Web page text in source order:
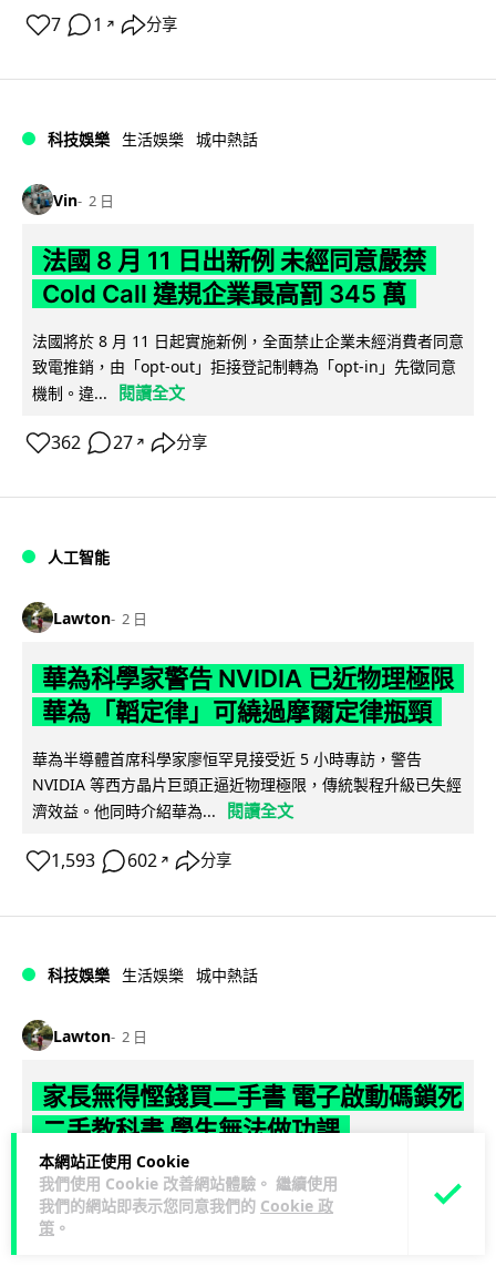
本網站正使用 Cookie
我們使用 Cookie 改善網站體驗。 繼續使用
我們的網站即表示您同意我們的 Cookie 政
策 。
7 1 ↗ 分享
科技娛樂 生活娛樂 城中熱話
Vin 2 日
法國 8 月 11 日出新例 未經同意嚴禁
Cold Call 違規企業最高罰 345 萬
法國將於 8 月 11 日起實施新例，全面禁止企業未經消費者同意
致電推銷，由「opt-out」拒接登記制轉為「opt-in」先徵同意
機制。違...
閱讀全文
362 27 ↗ 分享
人工智能
Lawton 2 日
華為科學家警告 NVIDIA 已近物理極限
華為「韜定律」可繞過摩爾定律瓶頸
華為半導體首席科學家廖恒罕見接受近 5 小時專訪，警告
NVIDIA 等西方晶片巨頭正逼近物理極限，傳統製程升級已失經
濟效益。他同時介紹華為...
閱讀全文
1,593 602 ↗ 分享
科技娛樂 生活娛樂 城中熱話
Lawton 2 日
家長無得慳錢買二手書 電子啟動碼鎖死
二手教科書 學生無法做功課
社福界立法會議員陳文宜指，一間中學書單價錢按年加 14.7%
遠超通漲，令家長難以負擔。而且電子教材啟動碼這項設計，
令學生無法完成功課，二手...